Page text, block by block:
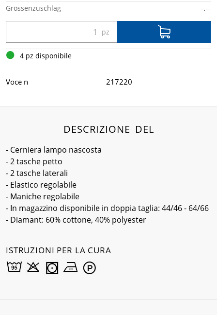
Grössenzuschlag -.--
4 pz disponibile
Voce n 217220
DESCRIZIONE DEL
- Cerniera lampo nascosta
- 2 tasche petto
- 2 tasche laterali
- Elastico regolabile
- Maniche regolabile
- In magazzino disponibile in doppia taglia: 44/46 - 64/66
- Diamant: 60% cottone, 40% polyester
ISTRUZIONI PER LA CURA